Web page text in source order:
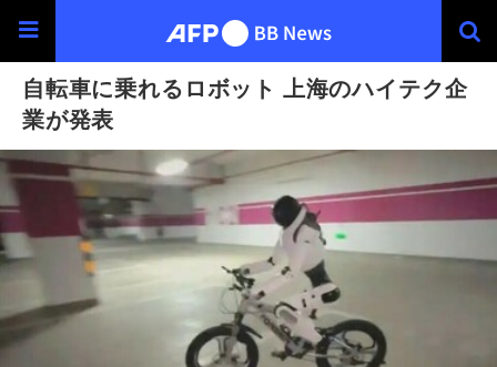
自転車に乗れるロボット 上海のハイテク企
業が発表